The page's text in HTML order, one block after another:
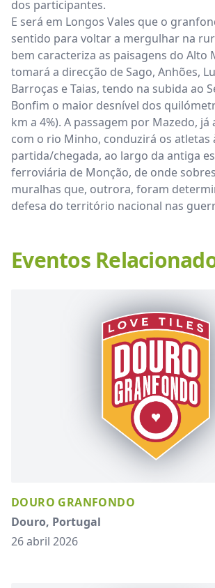
dos participantes.
E será em Longos Vales que o
sentido para voltar a mergulhar na
bem caracteriza as paisagens do Alto
tomará a direcção de Sago, Anhões,
Barroças e Taias, tendo na subida ao
Bonfim o maior desnível dos
km a 4%). A passagem por Mazedo,
com o rio Minho, conduzirá os atletas
partida/chegada, ao largo da antiga
ferroviária de Monção, de onde
muralhas que, outrora, foram
defesa do território nacional nas
Eventos
DOURO GRANFONDO
Douro, Portugal
26 abril 2026